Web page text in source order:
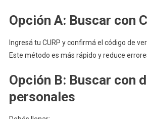
Opción A: Buscar con
Ingresá tu CURP y confirmá el código de
Este método es más rápido y reduce
Opción B: Buscar con
personales